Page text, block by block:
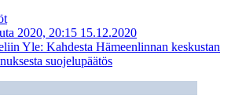
2020, 20:15 15.12.2020
Yle: Kahdesta Hämeenlinnan keskustan
suojelupäätös